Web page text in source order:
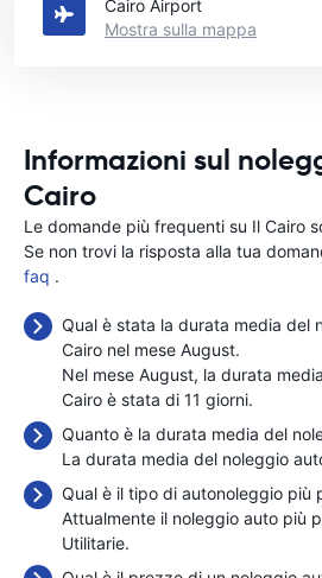
Cairo Airport
Mostra sulla mappa
Informazioni sul
Cairo
Le domande più frequenti su Il Cairo
Se non trovi la risposta alla tua
faq .
Qual è stata la durata media del
Cairo nel mese August.
Nel mese August, la durata
Cairo è stata di 11 giorni.
Quanto è la durata media del
La durata media del noleggio
Qual è il tipo di autonoleggio più
Attualmente il noleggio auto più
Utilitarie.